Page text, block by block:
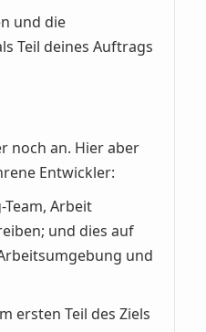
und die
Teil deines Auftrags
noch an. Hier aber
Entwickler:
Arbeit
und dies auf
und
ersten Teil des Ziels